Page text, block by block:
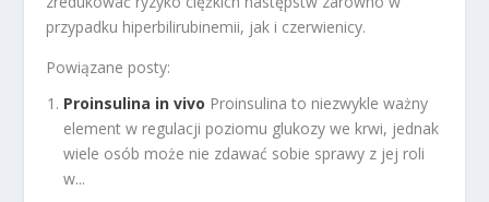
przypadku hiperbilirubinemii, jak i czerwienicy.
Powiązane posty:
Proinsulina in vivo Proinsulina to niezwykle ważny
element w regulacji poziomu glukozy we krwi, jednak
wiele osób może nie zdawać sobie sprawy z jej roli
w...